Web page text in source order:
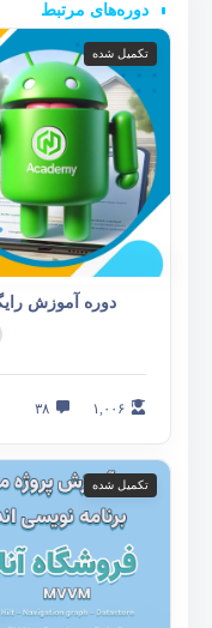
دوره‌های مرتبط
تکمیل شده
دوره آموزش
۱,۰۰۶ ۳۸
تکمیل شده